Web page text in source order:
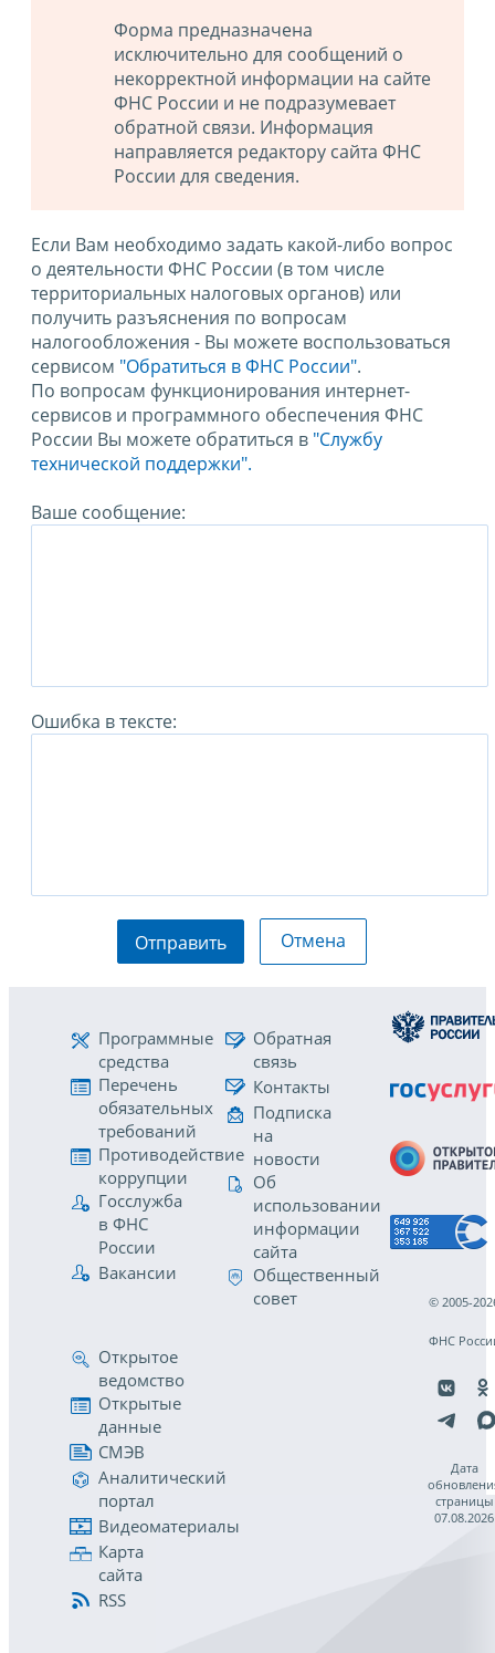
Форма предназначена
исключительно для сообщений о
некорректной информации на сайте
ФНС России и не подразумевает
обратной связи. Информация
направляется редактору сайта ФНС
России для сведения.
Если Вам необходимо задать какой-либо вопрос
о деятельности ФНС России (в том числе
территориальных налоговых органов) или
получить разъяснения по вопросам
налогообложения - Вы можете воспользоваться
сервисом "Обратиться в ФНС России".
По вопросам функционирования интернет-
сервисов и программного обеспечения ФНС
России Вы можете обратиться в "Службу
технической поддержки".
Ваше сообщение:
Ошибка в тексте:
Отправить Отмена
Программные
средства
Перечень
обязательных
требований
Противодействие
коррупции
Госслужба
в ФНС
России
Вакансии
Обратная
связь
Контакты
Подписка
на
новости
Об
использовании
информации
сайта
Общественный
совет
Открытое
ведомство
Открытые
данные
СМЭВ
Аналитический
портал
Видеоматериалы
Карта
сайта
RSS
© 2005-
ФНС
Дата
страницы
07.08.2026